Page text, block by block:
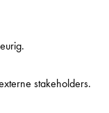
stakeholders.